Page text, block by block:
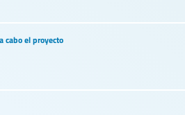
cabo el proyecto